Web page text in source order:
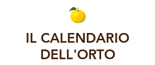
IL CALENDARIO
DELL'ORTO